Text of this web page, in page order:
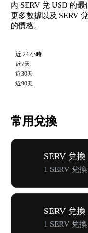
內 SERV 兌 USD 的
更多數據以及 SERV
的價格。
近 24 小時
近7天
近30天
近90天
常用兌換
SERV 兌換
1 SERV 兌
SERV 兌
1 SERV 兌換